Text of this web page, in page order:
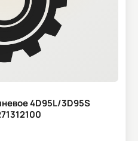
4D95L/3D95S